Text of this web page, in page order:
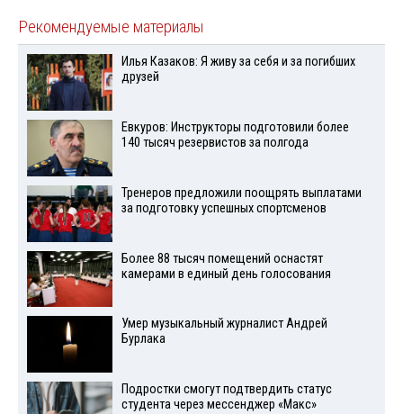
Рекомендуемые материалы
Илья Казаков: Я живу за себя и за погибших
друзей
Евкуров: Инструкторы подготовили более
140 тысяч резервистов за полгода
Тренеров предложили поощрять выплатами
за подготовку успешных спортсменов
Более 88 тысяч помещений оснастят
камерами в единый день голосования
Умер музыкальный журналист Андрей
Бурлака
Подростки смогут подтвердить статус
студента через мессенджер «Макс»